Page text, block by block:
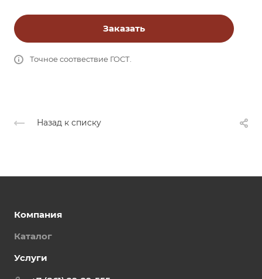
Заказать
Точное соотвествие ГОСТ.
Назад к списку
Компания
Каталог
Услуги